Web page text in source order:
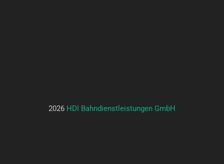
2026 HDI Bahndienstleistungen GmbH